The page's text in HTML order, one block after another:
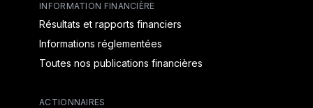
INFORMATION FINANCIÈRE
Résultats et rapports financiers
Informations réglementées
Toutes nos publications financières
ACTIONNAIRES